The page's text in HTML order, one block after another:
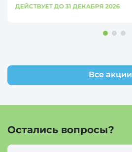
Все акции
ДЕЙСТВУЕТ ДО 31 ДЕКАБРЯ 2026
Остались вопросы?